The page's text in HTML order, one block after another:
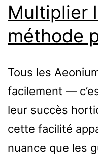
pot
ou
pleine
terre
Multiplier
méthode
Tous les
facilement —
leur succès
cette facilité
nuance que les